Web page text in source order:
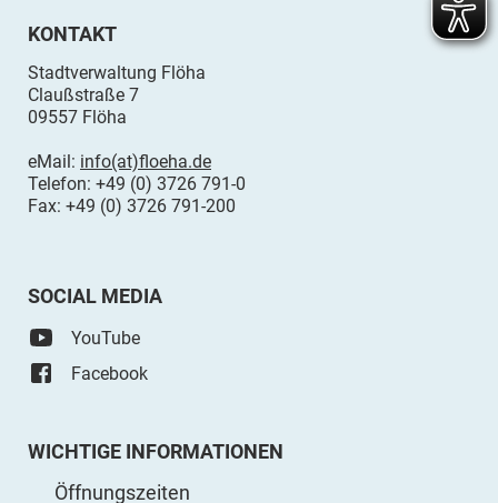
KONTAKT
Stadtverwaltung Flöha
Claußstraße 7
09557 Flöha
eMail: info(at)floeha.de
Telefon: +49 (0) 3726 791-0
Fax: +49 (0) 3726 791-200
SOCIAL MEDIA
YouTube
Facebook
WICHTIGE INFORMATIONEN
Öffnungszeiten